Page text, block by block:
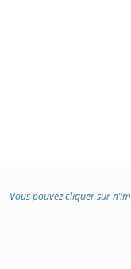
Vous pouvez cliquer sur